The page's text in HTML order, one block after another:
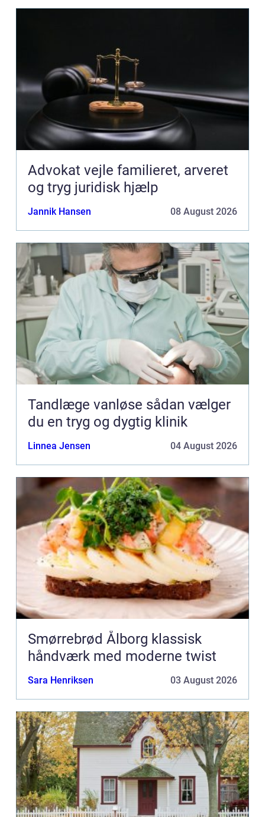
Advokat vejle familieret, arveret
og tryg juridisk hjælp
Jannik Hansen 08 August 2026
Tandlæge vanløse sådan vælger
du en tryg og dygtig klinik
Linnea Jensen 04 August 2026
Smørrebrød Ålborg klassisk
håndværk med moderne twist
Sara Henriksen 03 August 2026